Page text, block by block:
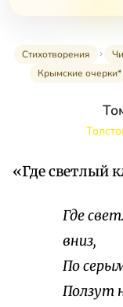
Стихотворения
Крымские очерки*
«Где светлый
Где
вниз,
По
Ползут